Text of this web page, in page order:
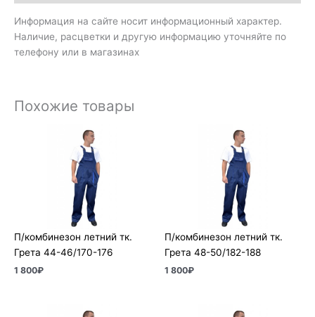
Информация на сайте носит информационный характер.
Наличие, расцветки и другую информацию уточняйте по
телефону или в магазинах
Похожие товары
П/комбинезон летний тк.
Грета 44-46/170-176
1 800₽
П/комбинезон летний тк.
Грета 48-50/182-188
1 800₽